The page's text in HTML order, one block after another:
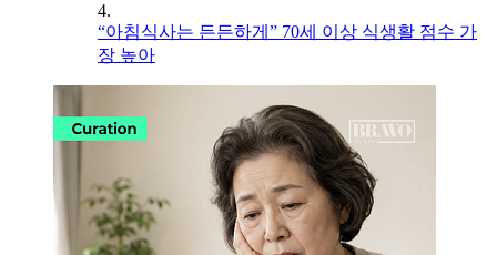
4.
“아침식사는 든든하게” 70세 이상 식생활 점수 가
장 높아